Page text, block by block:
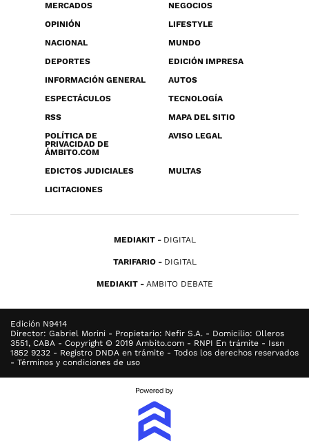
MERCADOS
NEGOCIOS
OPINIÓN
LIFESTYLE
NACIONAL
MUNDO
DEPORTES
EDICIÓN IMPRESA
INFORMACIÓN GENERAL
AUTOS
ESPECTÁCULOS
TECNOLOGÍA
RSS
MAPA DEL SITIO
POLÍTICA DE
PRIVACIDAD DE
ÁMBITO.COM
AVISO LEGAL
EDICTOS JUDICIALES
MULTAS
LICITACIONES
MEDIAKIT DIGITAL
TARIFARIO DIGITAL
MEDIAKIT AMBITO DEBATE
Edición N9414
Director: Gabriel Morini - Propietario: Nefir S.A. - Domicilio: Olleros
3551, CABA - Copyright © 2019 Ambito.com - RNPI En trámite - Issn
1852 9232 - Registro DNDA en trámite - Todos los derechos reservados
- Términos y condiciones de uso